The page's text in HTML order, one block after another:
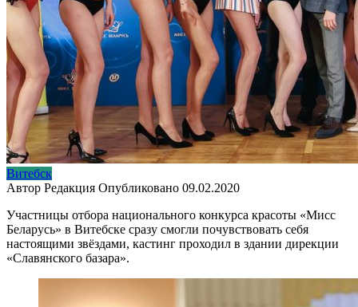
Витебск
Автор Редакция Опубликовано 09.02.2020
Участницы отбора национального конкурса красоты «Мисс
Беларусь» в Витебске сразу смогли почувствовать себя
настоящими звёздами, кастинг проходил в здании дирекции
«Славянского базара».